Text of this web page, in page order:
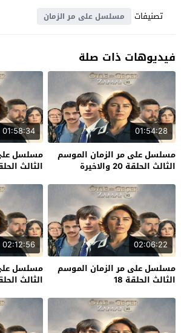
تصنيفات
مسلسل على مر الزمان
فيديوهات ذات صلة
01:54:28
مسلسل على مر الزمان الموسم
الثالث الحلقة 20 والاخيرة
01:58:34
مسلسل
الثالث
02:06:22
مسلسل على مر الزمان الموسم
الثالث الحلقة 18
02:12:56
مسلسل
الثالث